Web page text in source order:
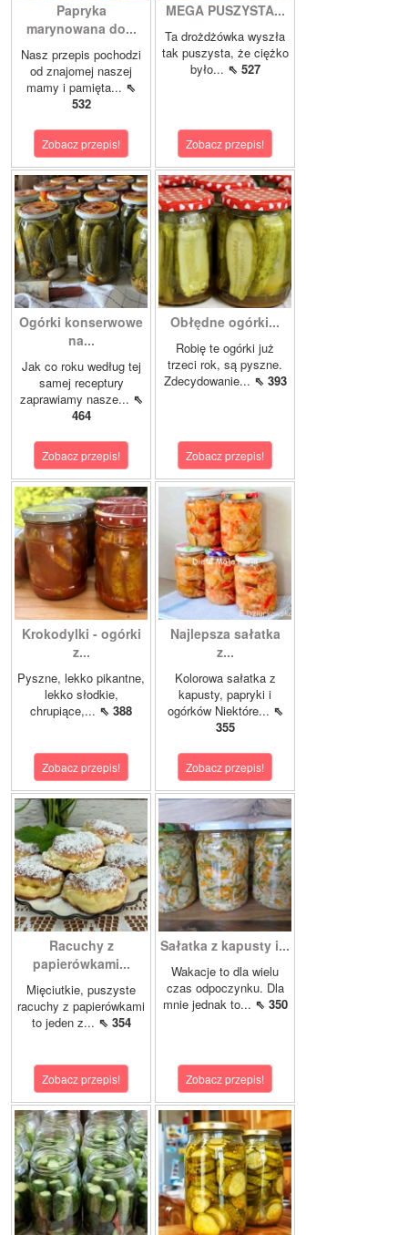
Papryka
marynowana do...
Nasz przepis pochodzi
od znajomej naszej
mamy i pamięta... ⇖
532
Zobacz przepis!
MEGA PUSZYSTA...
Ta drożdżówka wyszła
tak puszysta, że ciężko
było... ⇖ 527
Zobacz przepis!
Ogórki konserwowe
na...
Jak co roku według tej
samej receptury
zaprawiamy nasze... ⇖
464
Zobacz przepis!
Obłędne ogórki...
Robię te ogórki już
trzeci rok, są pyszne.
Zdecydowanie... ⇖ 393
Zobacz przepis!
Krokodylki - ogórki
z...
Pyszne, lekko pikantne,
lekko słodkie,
chrupiące,... ⇖ 388
Zobacz przepis!
Najlepsza sałatka
z...
Kolorowa sałatka z
kapusty, papryki i
ogórków Niektóre... ⇖
355
Zobacz przepis!
Racuchy z
papierówkami...
Mięciutkie, puszyste
racuchy z papierówkami
to jeden z... ⇖ 354
Zobacz przepis!
Sałatka z kapusty i...
Wakacje to dla wielu
czas odpoczynku. Dla
mnie jednak to... ⇖ 350
Zobacz przepis!